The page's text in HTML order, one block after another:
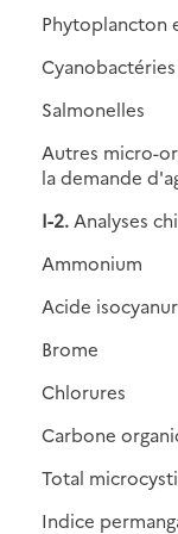
Phytoplancton
Cyanobactéries
Salmonelles
Autres micro-
la demande
I-2. Analyses
Ammonium
Acide
Brome
Chlorures
Carbone
Total
Indice